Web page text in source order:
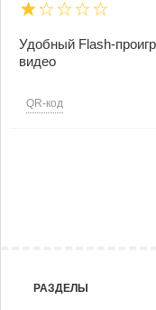
Удобный Flash-
видео
QR-код
РАЗДЕЛЫ